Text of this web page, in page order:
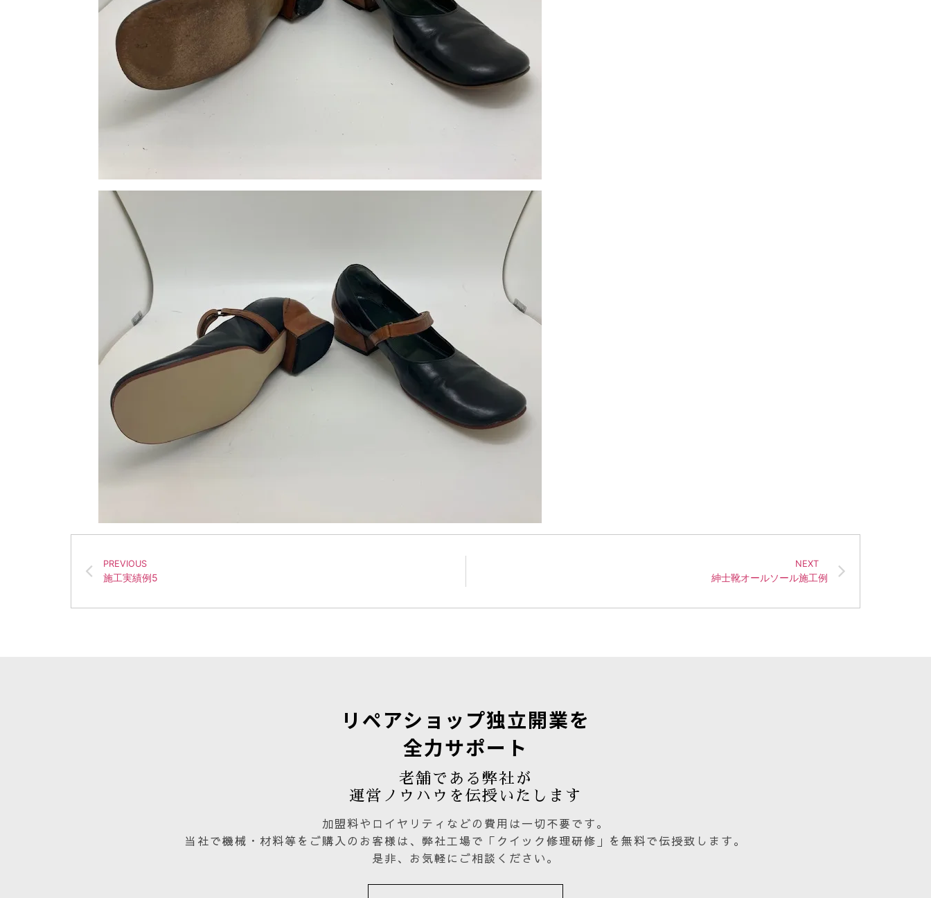
PREVIOUS
施工実績例5
NEXT
紳士靴オールソール施工例
リペアショップ独立開業を
全力サポート
老舗である弊社が
運営ノウハウを伝授いたします
加盟料やロイヤリティなどの費用は一切不要です。
当社で機械・材料等をご購入のお客様は、弊社工場で「クイック修理研修」を無料で伝授致します。
是非、お気軽にご相談ください。